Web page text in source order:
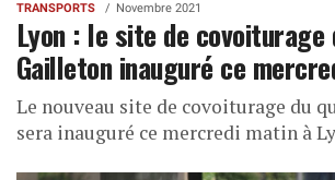
TRANSPORTS Novembre 2021
Lyon : le site de covoiturage
Gailleton inauguré ce
Le nouveau site de covoiturage du
sera inauguré ce mercredi matin à